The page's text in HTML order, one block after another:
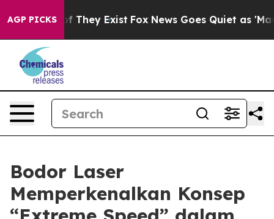
AGP PICKS
Proof They Exist Fox News Goes Quiet as 'Maga
Bodor Laser
Memperkenalkan Konsep